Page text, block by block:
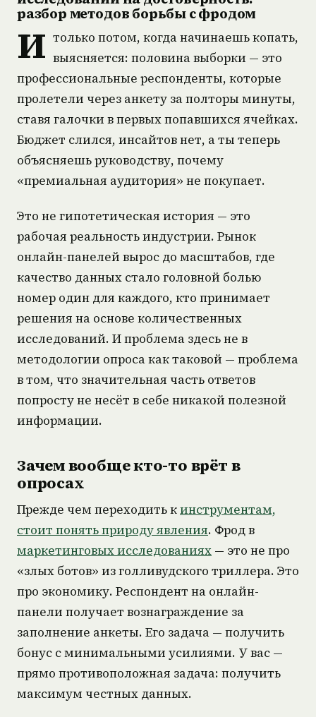
разбор методов борьбы с фродом
И только потом, когда начинаешь копать,
выясняется: половина выборки — это
профессиональные респонденты, которые
пролетели через анкету за полторы минуты,
ставя галочки в первых попавшихся ячейках.
Бюджет слился, инсайтов нет, а ты теперь
объясняешь руководству, почему
«премиальная аудитория» не покупает.
Это не гипотетическая история — это
рабочая реальность индустрии. Рынок
онлайн-панелей вырос до масштабов, где
качество данных стало головной болью
номер один для каждого, кто принимает
решения на основе количественных
исследований. И проблема здесь не в
методологии опроса как таковой — проблема
в том, что значительная часть ответов
попросту не несёт в себе никакой полезной
информации.
Зачем вообще кто-то врёт в
опросах
Прежде чем переходить кинструментам,
стоит понять природу явления. Фрод в
маркетинговых исследованиях — это не про
«злых ботов» из голливудского триллера. Это
про экономику. Респондент на онлайн-
панели получает вознаграждение за
заполнение анкеты. Его задача — получить
бонус с минимальными усилиями. У вас —
прямо противоположная задача: получить
максимум честных данных.